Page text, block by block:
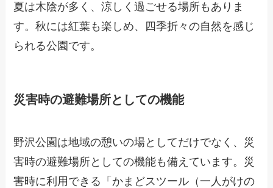
夏は木陰が多く、涼しく過ごせる場所もありま
す。秋には紅葉も楽しめ、四季折々の自然を感じ
られる公園です。
災害時の避難場所としての機能
野沢公園は地域の憩いの場としてだけでなく、災
害時の避難場所としての機能も備えています。災
害時に利用できる「かまどスツール（一人がけの